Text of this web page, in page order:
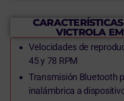
VICTROLA
Velocidades de
45 y 78 RPM
Transmisión Bluetooth
inalámbrica a